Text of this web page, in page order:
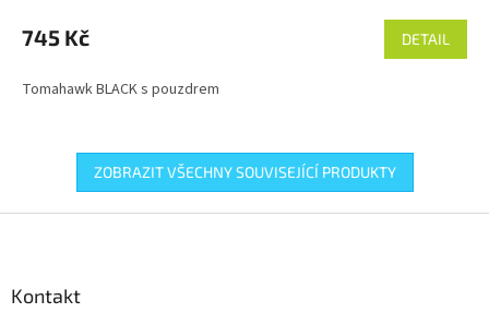
745 Kč DETAIL
Tomahawk BLACK s pouzdrem
ZOBRAZIT VŠECHNY SOUVISEJÍCÍ PRODUKTY
Kontakt